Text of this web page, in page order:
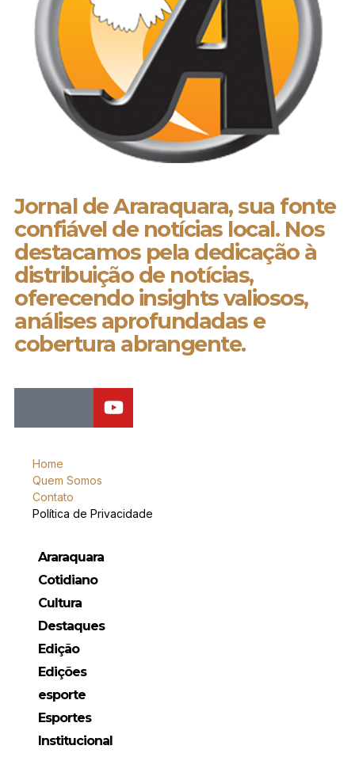
Jornal de Araraquara, sua fonte
confiável de notícias local. Nos
destacamos pela dedicação à
distribuição de notícias,
oferecendo insights valiosos,
análises aprofundadas e
cobertura abrangente.
Home
Quem Somos
Contato
Política de Privacidade
Araraquara
Cotidiano
Cultura
Destaques
Edição
Edições
esporte
Esportes
Institucional